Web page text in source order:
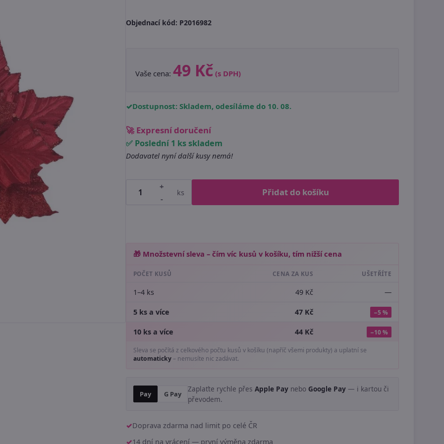
Objednací kód: P2016982
Vaše cena: 49 Kč (s DPH)
Dostupnost: Skladem, odesíláme do 10. 08.
🚀 Expresní doručení
✅ Poslední 1 ks skladem
Dodavatel nyní další kusy nemá!
+
-
ks Přidat do košíku
🎁 Množstevní sleva – čím víc kusů v košíku, tím nižší cena
POČET KUSŮ CENA ZA KUS UŠETŘÍTE
1–4 ks 49 Kč —
5 ks a více 47 Kč −5 %
10 ks a více 44 Kč −10 %
Sleva se počítá z celkového počtu kusů v košíku (napříč všemi produkty) a uplatní se
automaticky– nemusíte nic zadávat.
Pay G Pay
Zaplaťte rychle přes Apple Pay nebo Google Pay — i kartou či
převodem.
Doprava zdarma nad limit po celé ČR
14 dní na vrácení — první výměna zdarma